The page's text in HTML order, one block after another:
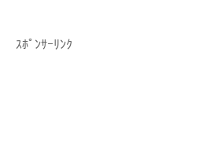
ｽﾎﾟﾝｻｰﾘﾝｸ